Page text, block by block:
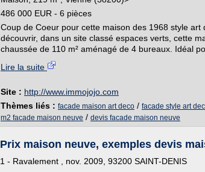
486 000 EUR - 6 pièces
Coup de Coeur pour cette maison des 1968 style
découvrir, dans un site classé espaces verts, cette
chaussée de 110 m² aménagé de 4 bureaux. Idéal
Lire la suite
Site : http://www.immojojo.com
Thèmes liés : facade maison art deco / facade style art
m2 facade maison neuve / devis facade maison neuve
Prix maison neuve, exemples devis
1 - Ravalement , nov. 2009, 93200 SAINT-DENIS